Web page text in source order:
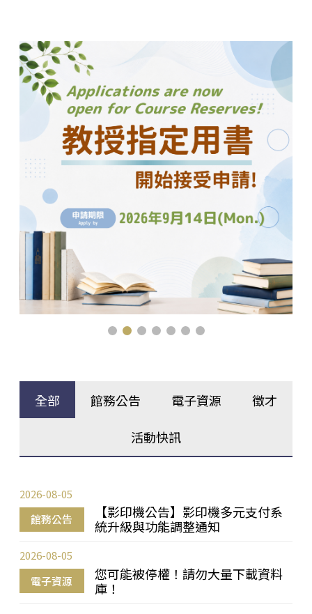
全部 館務公告 電子資源 徵才
活動快訊
館務公告
【影印機公告】影印機多元支付系
統升級與功能調整通知
2026-08-05
電子資源
您可能被停權！請勿大量下載資料
庫！
2026-08-05